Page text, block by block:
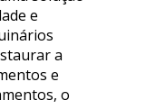
e
a
e
o